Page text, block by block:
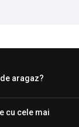
aragaz?
cu cele mai